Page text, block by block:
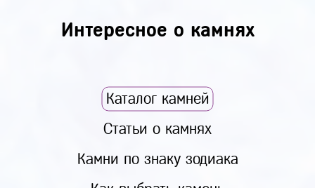
Интересное о камнях
Каталог камней
Статьи о камнях
Камни по знаку зодиака